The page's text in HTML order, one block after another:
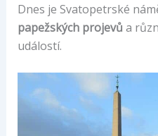
Dnes je Svatopetrské
papežských projevů a
událostí.